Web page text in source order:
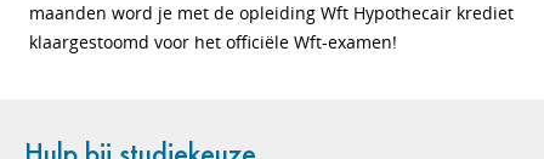
maanden word je met de opleiding Wft Hypothecair krediet
klaargestoomd voor het officiële Wft-examen!